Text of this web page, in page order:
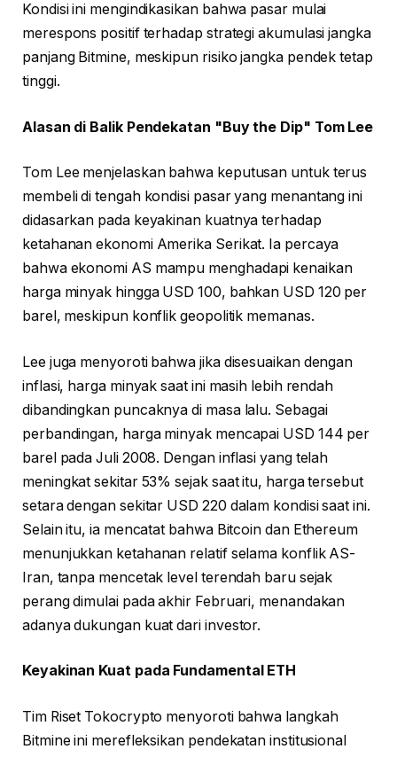
Kondisi ini mengindikasikan bahwa pasar mulai
merespons positif terhadap strategi akumulasi jangka
panjang Bitmine, meskipun risiko jangka pendek tetap
tinggi.
Alasan di Balik Pendekatan "Buy the Dip" Tom Lee
Tom Lee menjelaskan bahwa keputusan untuk terus
membeli di tengah kondisi pasar yang menantang ini
didasarkan pada keyakinan kuatnya terhadap
ketahanan ekonomi Amerika Serikat. Ia percaya
bahwa ekonomi AS mampu menghadapi kenaikan
harga minyak hingga USD 100, bahkan USD 120 per
barel, meskipun konflik geopolitik memanas.
Lee juga menyoroti bahwa jika disesuaikan dengan
inflasi, harga minyak saat ini masih lebih rendah
dibandingkan puncaknya di masa lalu. Sebagai
perbandingan, harga minyak mencapai USD 144 per
barel pada Juli 2008. Dengan inflasi yang telah
meningkat sekitar 53% sejak saat itu, harga tersebut
setara dengan sekitar USD 220 dalam kondisi saat ini.
Selain itu, ia mencatat bahwa Bitcoin dan Ethereum
menunjukkan ketahanan relatif selama konflik AS-
Iran, tanpa mencetak level terendah baru sejak
perang dimulai pada akhir Februari, menandakan
adanya dukungan kuat dari investor.
Keyakinan Kuat pada Fundamental ETH
Tim Riset Tokocrypto menyoroti bahwa langkah
Bitmine ini merefleksikan pendekatan institusional